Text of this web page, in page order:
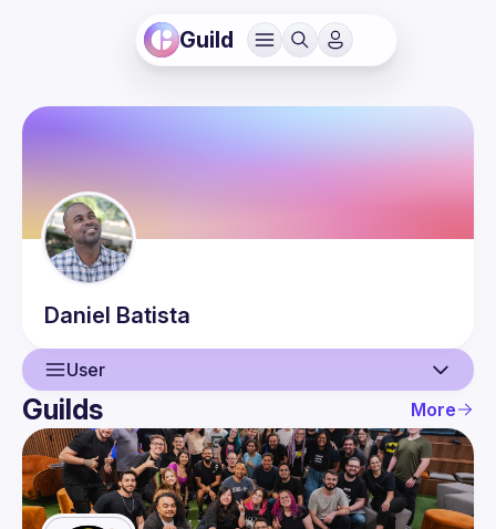
Guild
Daniel Batista
User
User
Events
Guilds
Guilds More